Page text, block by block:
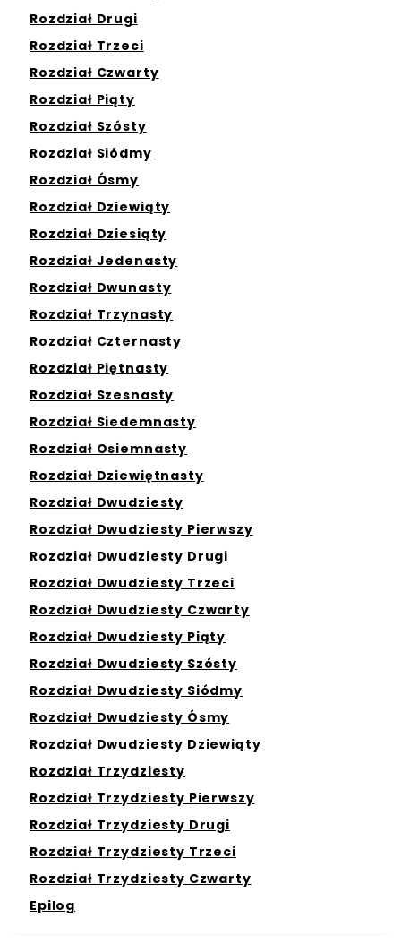
Rozdział Drugi
Rozdział Trzeci
Rozdział Czwarty
Rozdział Piąty
Rozdział Szósty
Rozdział Siódmy
Rozdział Ósmy
Rozdział Dziewiąty
Rozdział Dziesiąty
Rozdział Jedenasty
Rozdział Dwunasty
Rozdział Trzynasty
Rozdział Czternasty
Rozdział Piętnasty
Rozdział Szesnasty
Rozdział Siedemnasty
Rozdział Osiemnasty
Rozdział Dziewiętnasty
Rozdział Dwudziesty
Rozdział Dwudziesty Pierwszy
Rozdział Dwudziesty Drugi
Rozdział Dwudziesty Trzeci
Rozdział Dwudziesty Czwarty
Rozdział Dwudziesty Piąty
Rozdział Dwudziesty Szósty
Rozdział Dwudziesty Siódmy
Rozdział Dwudziesty Ósmy
Rozdział Dwudziesty Dziewiąty
Rozdział Trzydziesty
Rozdział Trzydziesty Pierwszy
Rozdział Trzydziesty Drugi
Rozdział Trzydziesty Trzeci
Rozdział Trzydziesty Czwarty
Epilog